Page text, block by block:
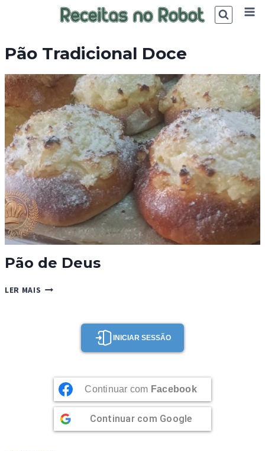
Pão Tradicional Doce
Pão de Deus
LER MAIS PÃO
INICIAR SESSÃO
Continuar com Facebook
Continuar com Google